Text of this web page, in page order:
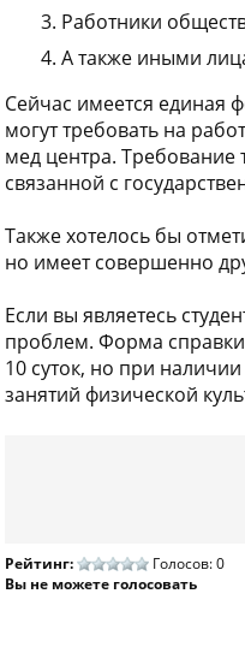
Работники
А также иными
Сейчас имеется единая
могут требовать на
мед центра. Требование
связанной с
Также хотелось бы
но имеет совершенно
Если вы являетесь
проблем. Форма
10 суток, но при
занятий физической
Рейтинг:
Голосов: 0
Вы не можете голосовать